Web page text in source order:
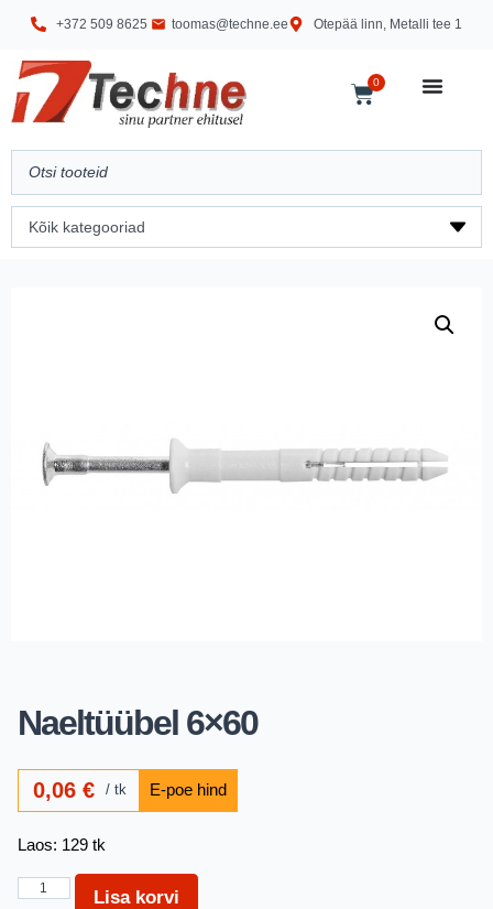
+372 509 8625 toomas@techne.ee Otepää linn, Metalli tee 1
0
Naeltüübel 6×60
0,06€ tk
Laos: 129 tk
Lisa korvi